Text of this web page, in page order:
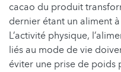
cacao du produit
dernier étant un aliment
L’activité physique,
liés au mode de vie
éviter une prise de poids